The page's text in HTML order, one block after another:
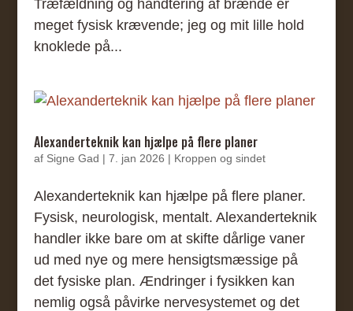
Træfældning og håndtering af brænde er
meget fysisk krævende; jeg og mit lille hold
knoklede på...
Alexanderteknik kan hjælpe på flere planer
af Signe Gad | 7. jan 2026 | Kroppen og sindet
Alexanderteknik kan hjælpe på flere planer.
Fysisk, neurologisk, mentalt. Alexanderteknik
handler ikke bare om at skifte dårlige vaner
ud med nye og mere hensigtsmæssige på
det fysiske plan. Ændringer i fysikken kan
nemlig også påvirke nervesystemet og det